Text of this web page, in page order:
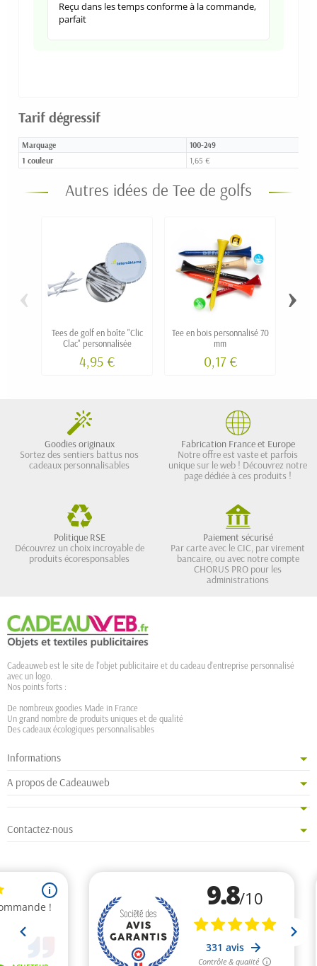
Reçu dans les temps conforme à la commande,
parfait
Tarif dégressif
Marquage 100-249
1 couleur 1,65 €
Autres idées de Tee de golfs
Tees de golf en boîte "Clic
Clac" personnalisée
4,95 €
Tee en bois personnalisé 70
mm
0,17 €
‹ ›
Goodies originaux
Sortez des sentiers battus nos
cadeaux personnalisables
Fabrication France et Europe
Notre offre est vaste et parfois
unique sur le web ! Découvrez notre
page dédiée à ces produits !
Politique RSE
Découvrez un choix incroyable de
produits écoresponsables
Paiement sécurisé
Par carte avec le CIC, par virement
bancaire, ou avec notre compte
CHORUS PRO pour les
administrations
Cadeauweb est le site de l'objet publicitaire et du cadeau d'entreprise personnalisé
avec un logo.
Nos points forts :
De nombreux goodies Made in France
Un grand nombre de produits uniques et de qualité
Des cadeaux écologiques personnalisables
Informations
A propos de Cadeauweb
Contactez-nous